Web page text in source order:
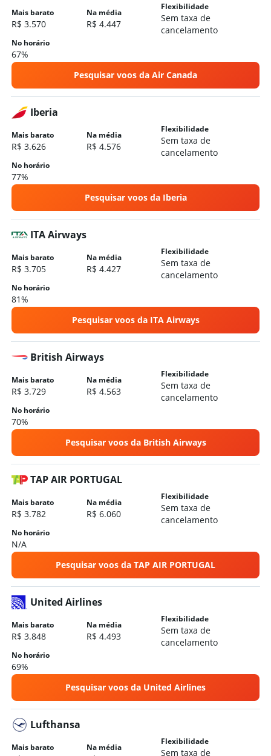
Mais barato
R$ 3.570
Na média
R$ 4.447
Flexibilidade
Sem taxa de
cancelamento
No horário
67%
Pesquisar voos da Air Canada
Iberia
Mais barato
R$ 3.626
Na média
R$ 4.576
Flexibilidade
Sem taxa de
cancelamento
No horário
77%
Pesquisar voos da Iberia
ITA Airways
Mais barato
R$ 3.705
Na média
R$ 4.427
Flexibilidade
Sem taxa de
cancelamento
No horário
81%
Pesquisar voos da ITA Airways
British Airways
Mais barato
R$ 3.729
Na média
R$ 4.563
Flexibilidade
Sem taxa de
cancelamento
No horário
70%
Pesquisar voos da British Airways
TAP AIR PORTUGAL
Mais barato
R$ 3.782
Na média
R$ 6.060
Flexibilidade
Sem taxa de
cancelamento
No horário
N/A
Pesquisar voos da TAP AIR PORTUGAL
United Airlines
Mais barato
R$ 3.848
Na média
R$ 4.493
Flexibilidade
Sem taxa de
cancelamento
No horário
69%
Pesquisar voos da United Airlines
Lufthansa
Mais barato Na média
Flexibilidade
Sem taxa de